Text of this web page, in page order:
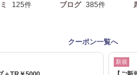
125件 ブログ 385件
クーポン一覧へ
新規